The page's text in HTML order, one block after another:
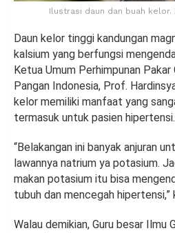
Ilustrasi daun dan buah
Daun kelor tinggi kandungan
kalsium yang berfungsi
Ketua Umum Perhimpunan Pakar
Pangan Indonesia, Prof.
kelor memiliki manfaat yang
termasuk untuk pasien hipertensi.
“Belakangan ini banyak anjuran
lawannya natrium ya potasium.
makan potasium itu bisa
tubuh dan mencegah hipertensi,”
Walau demikian, Guru besar